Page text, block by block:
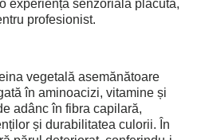
experiență senzorială plăcută,
profesionist.
vegetală asemănătoare
în aminoacizi, vitamine și
adânc în fibra capilară,
și durabilitatea culorii. În